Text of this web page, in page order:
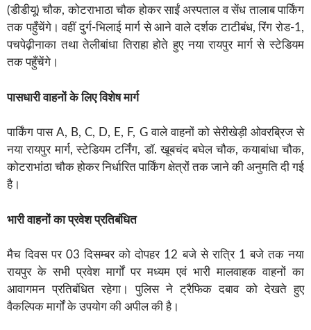
(डीडीयू) चौक, कोटराभाठा चौक होकर साईं अस्पताल व सेंध तालाब पार्किंग
तक पहुँचेंगे। वहीं दुर्ग-भिलाई मार्ग से आने वाले दर्शक टाटीबंध, रिंग रोड-1,
पचपेढ़ीनाका तथा तेलीबांधा तिराहा होते हुए नया रायपुर मार्ग से स्टेडियम
तक पहुँचेंगे।
पासधारी वाहनों के लिए विशेष मार्ग
पार्किंग पास A, B, C, D, E, F, G वाले वाहनों को सेरीखेड़ी ओवरब्रिज से
नया रायपुर मार्ग, स्टेडियम टर्निंग, डॉ. खूबचंद बघेल चौक, कयाबांधा चौक,
कोटराभांठा चौक होकर निर्धारित पार्किंग क्षेत्रों तक जाने की अनुमति दी गई
है।
भारी वाहनों का प्रवेश प्रतिबंधित
मैच दिवस पर 03 दिसम्बर को दोपहर 12 बजे से रात्रि 1 बजे तक नया
रायपुर के सभी प्रवेश मार्गों पर मध्यम एवं भारी मालवाहक वाहनों का
आवागमन प्रतिबंधित रहेगा। पुलिस ने ट्रैफिक दबाव को देखते हुए
वैकल्पिक मार्गों के उपयोग की अपील की है।